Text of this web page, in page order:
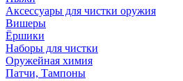
Аксессуары для чистки оружия
Вишеры
Ёршики
Наборы для чистки
Оружейная химия
Патчи, Тампоны